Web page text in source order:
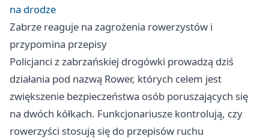
na drodze
Zabrze reaguje na zagrożenia rowerzystów i
przypomina przepisy
Policjanci z zabrzańskiej drogówki prowadzą dziś
działania pod nazwą Rower, których celem jest
zwiększenie bezpieczeństwa osób poruszających się
na dwóch kółkach. Funkcjonariusze kontrolują, czy
rowerzyści stosują się do przepisów ruchu